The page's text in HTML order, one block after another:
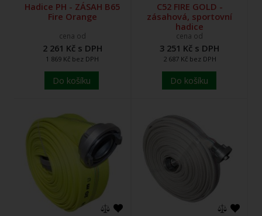
Hadice PH - ZÁSAH B65
Fire Orange
cena od
2 261 Kč s DPH
1 869 Kč bez DPH
Do košíku
C52 FIRE GOLD -
zásahová, sportovní
hadice
cena od
3 251 Kč s DPH
2 687 Kč bez DPH
Do košíku